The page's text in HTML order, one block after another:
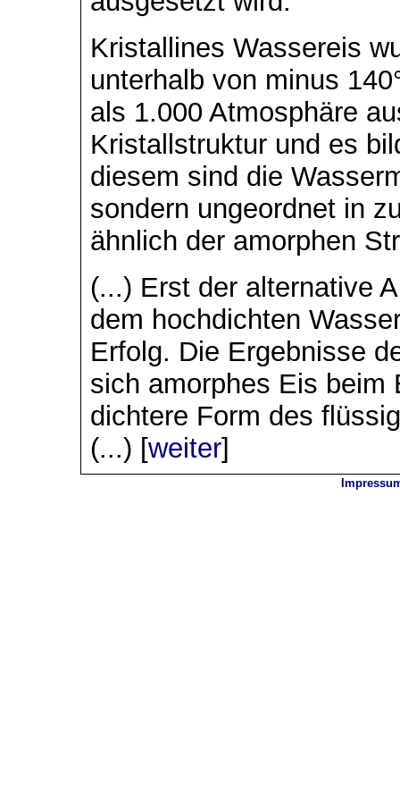
Kristallines Wassereis
unterhalb von minus
als 1.000 Atmosphäre
Kristallstruktur und es
diesem sind die
sondern ungeordnet in
ähnlich der amorphen
(...) Erst der alternative
dem hochdichten
Erfolg. Die Ergebnisse
sich amorphes Eis beim
dichtere Form des
(...) [weiter]